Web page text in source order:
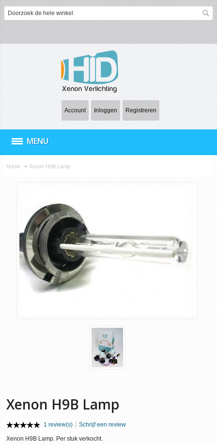
Account Inloggen Registreren
MENU
Home Xenon H9B Lamp
Xenon H9B Lamp
1 review(s) Schrijf een review
Xenon H9B Lamp. Per stuk verkocht.